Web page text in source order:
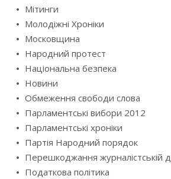
Мітинги
Молодіжні Хроніки
Московщина
Народний протест
Національна безпека
Новини
Обмеження свободи слова
Парламентські вибори 2012
Парламентські хроніки
Партія Народний порядок
Перешкоджання журналістській
Податкова політика